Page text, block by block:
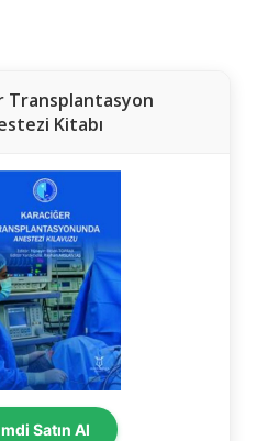
Transplantasyon
Kitabı
Satın Al